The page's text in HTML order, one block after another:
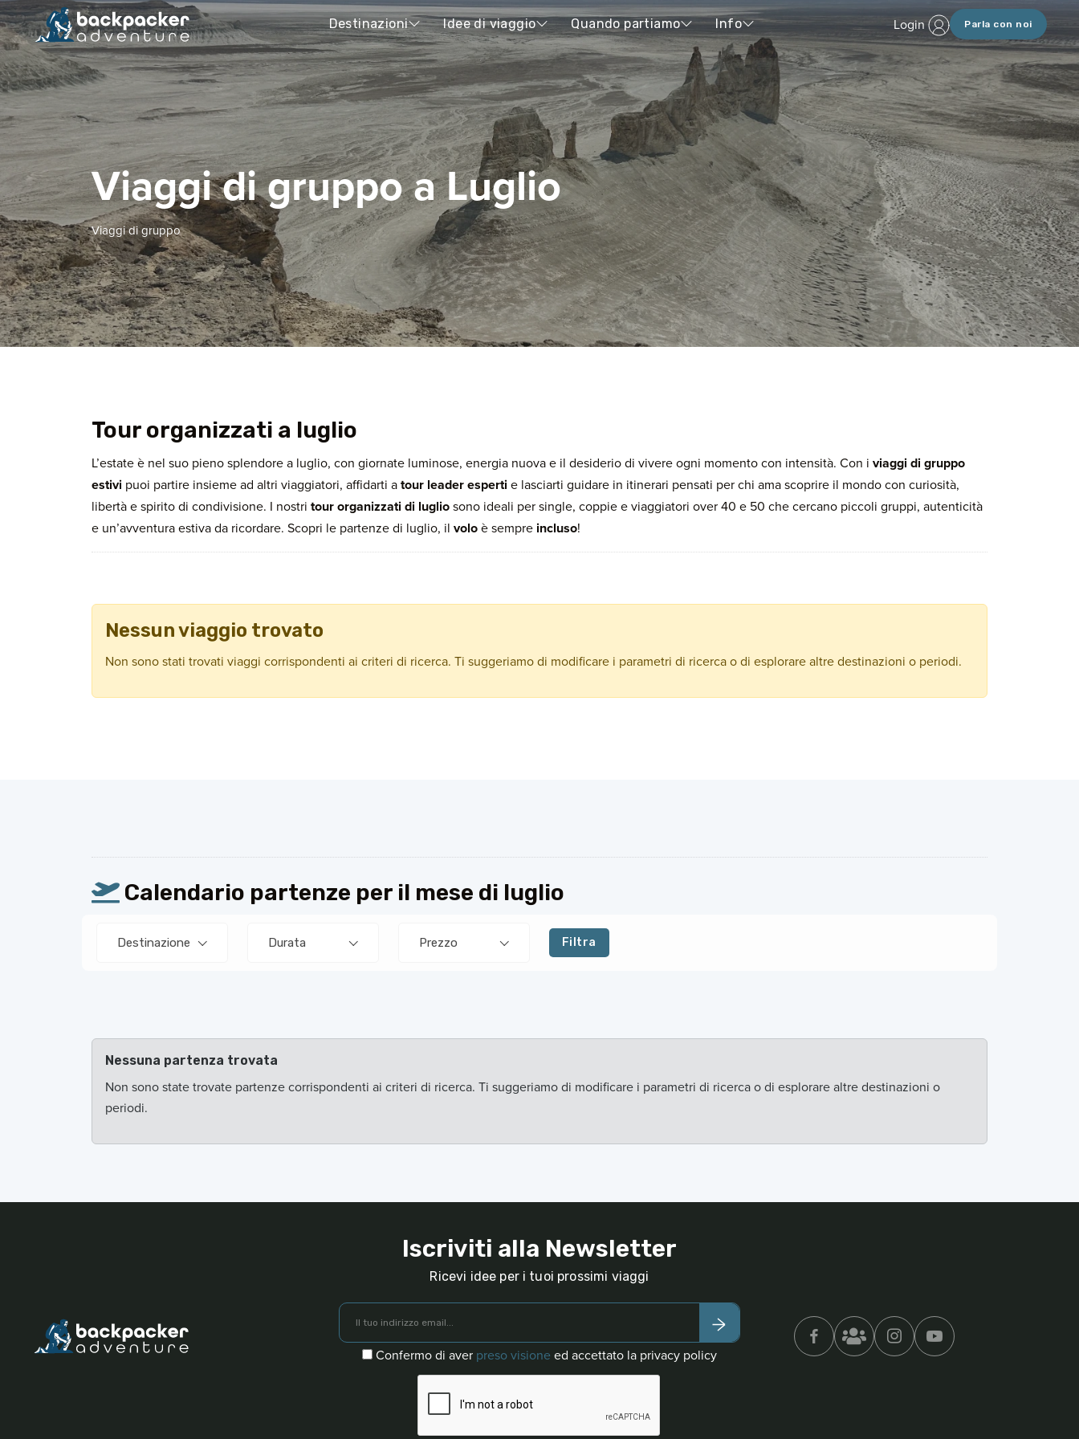
Destinazioni Idee di viaggio Quando partiamo Info Login Parla con noi
Viaggi di gruppo a Luglio
Viaggi di gruppo
Tour organizzati a luglio
L’estate è nel suo pieno splendore a luglio, con giornate luminose, energia nuova e il desiderio di vivere ogni momento con intensità. Con i viaggi di gruppo
estivi puoi partire insieme ad altri viaggiatori, affidarti atour leader espertie lasciarti guidare in itinerari pensati per chi ama scoprire il mondo con curiosità,
libertà e spirito di condivisione. I nostri tour organizzati di lugliosono ideali per single, coppie e viaggiatori over 40 e 50 che cercano piccoli gruppi, autenticità
e un’avventura estiva da ricordare. Scopri le partenze di luglio, il voloè sempre incluso!
Nessun viaggio trovato
Non sono stati trovati viaggi corrispondenti ai criteri di ricerca. Ti suggeriamo di modificare i parametri di ricerca o di esplorare altre destinazioni o periodi.
Calendario partenze per il mese di luglio
Destinazione Durata Prezzo Filtra
Nessuna partenza trovata
Non sono state trovate partenze corrispondenti ai criteri di ricerca. Ti suggeriamo di modificare i parametri di ricerca o di esplorare altre destinazioni o
periodi.
Iscriviti alla Newsletter
Ricevi idee per i tuoi prossimi viaggi
Confermo di aver preso visione ed accettato la privacy policy